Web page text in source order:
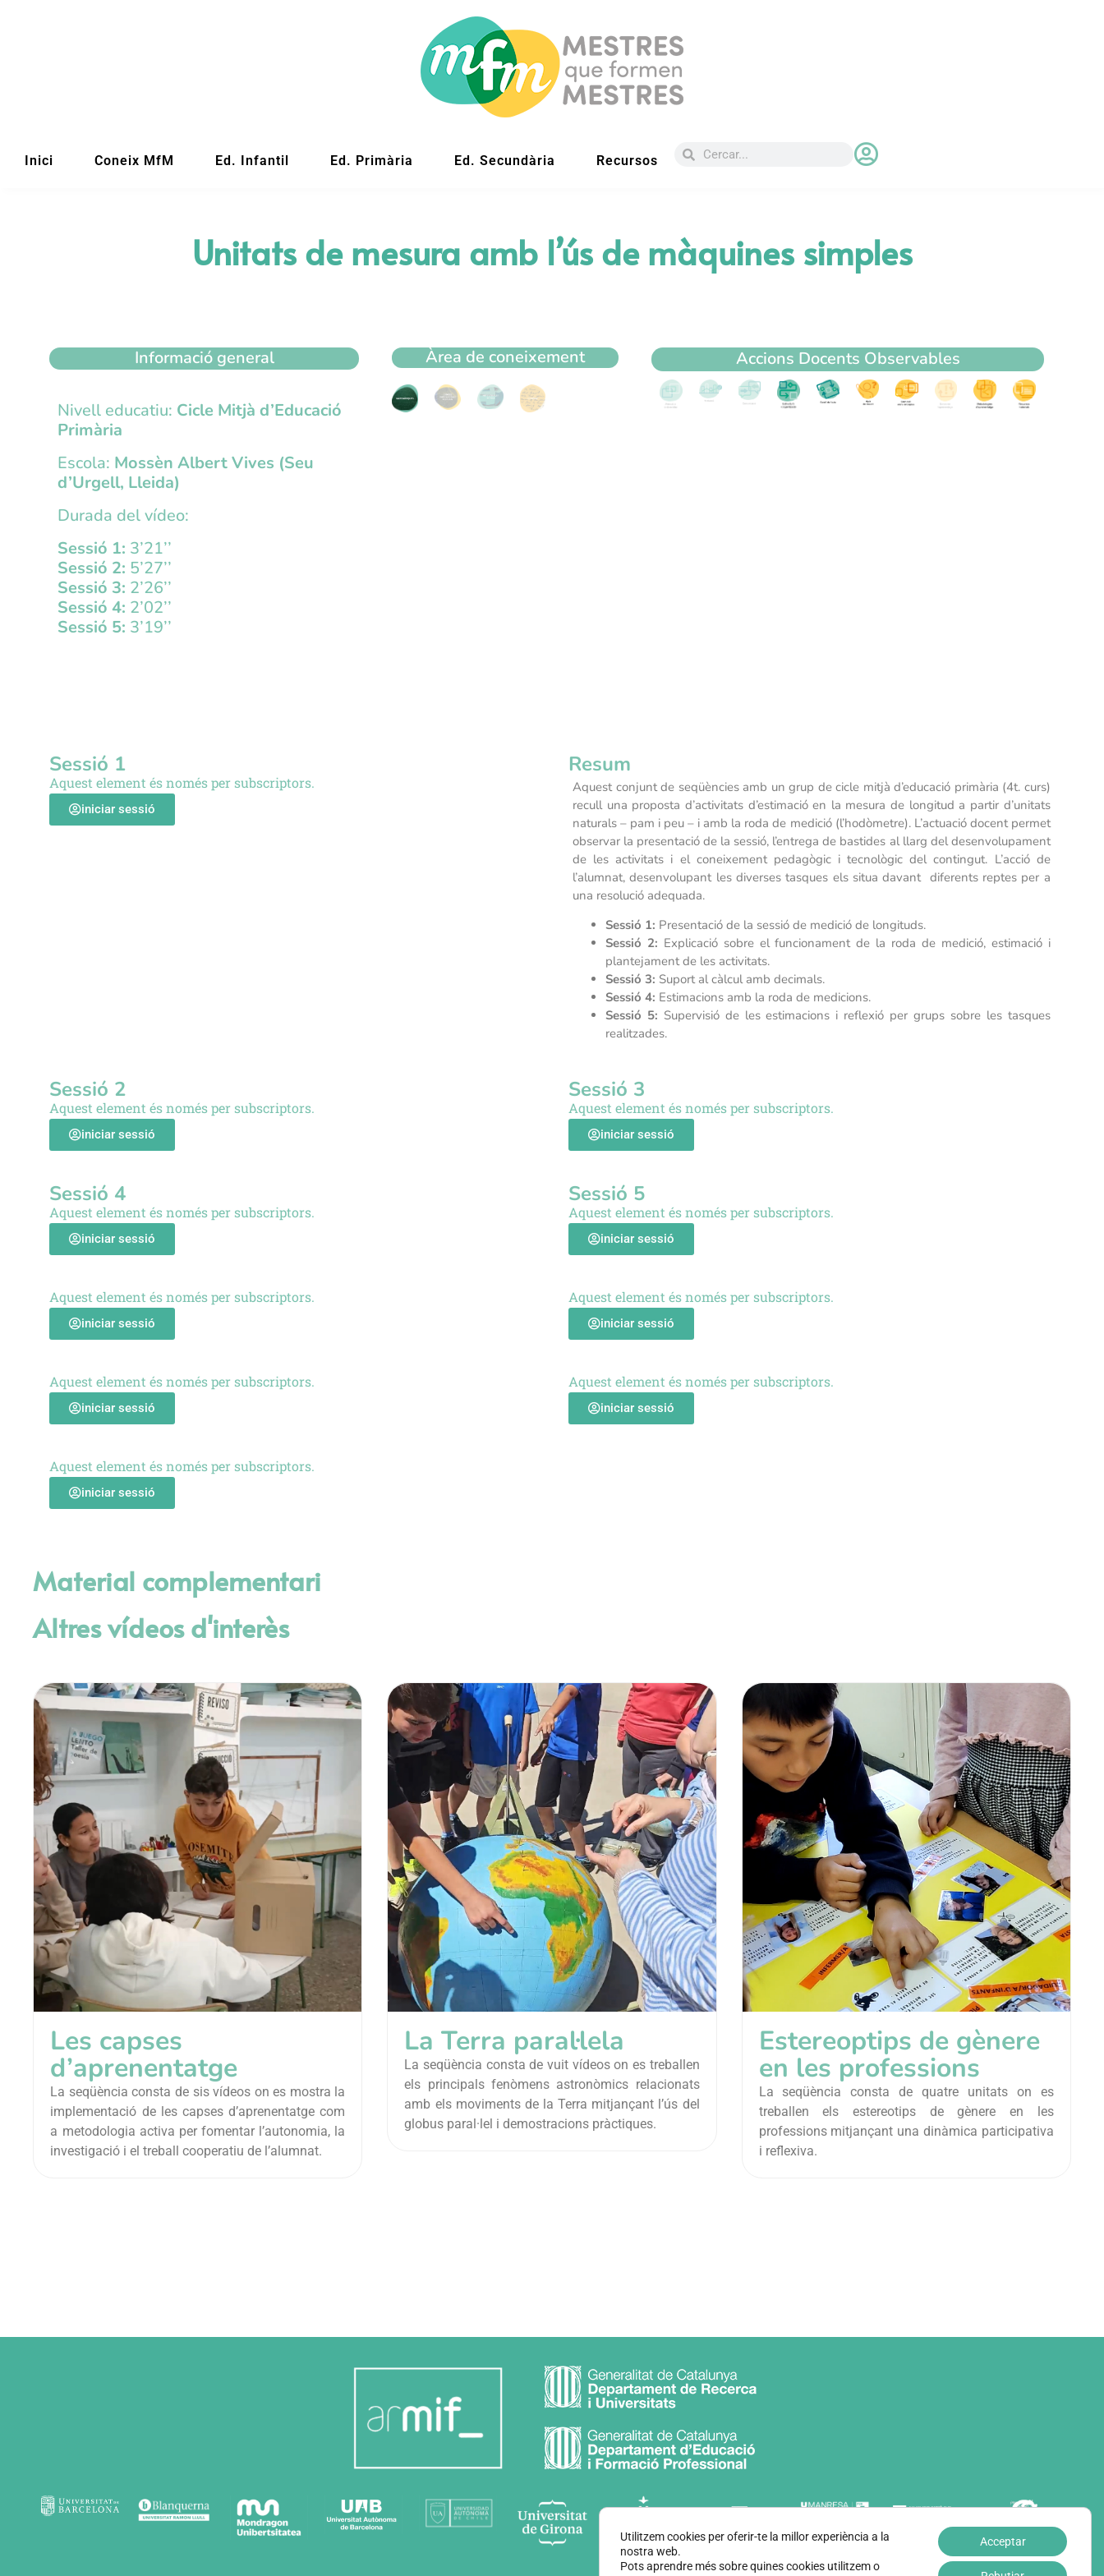
Inici Coneix MfM Ed. Infantil Ed. Primària Ed. Secundària Recursos
Unitats de mesura amb l’ús de màquines simples
Informació general
Nivell educatiu: Cicle Mitjà d’Educació
Primària
Escola: Mossèn Albert Vives (Seu
d’Urgell, Lleida)
Durada del vídeo:
Sessió 1: 3’21’’
Sessió 2: 5’27’’
Sessió 3: 2’26’’
Sessió 4: 2’02’’
Sessió 5: 3’19’’
Àrea de coneixement Accions Docents Observables
Sessió 1
Aquest element és només per subscriptors.
iniciar sessió
Resum
Aquest conjunt de seqüències amb un grup de cicle mitjà d’educació primària (4t. curs)
recull una proposta d’activitats d’estimació en la mesura de longitud a partir d’unitats
naturals – pam i peu – i amb la roda de medició (l’hodòmetre). L’actuació docent permet
observar la presentació de la sessió, l’entrega de bastides al llarg del desenvolupament
de les activitats i el coneixement pedagògic i tecnològic del contingut. L’acció de
l’alumnat, desenvolupant les diverses tasques els situa davant diferents reptes per a
una resolució adequada.
Sessió 1: Presentació de la sessió de medició de longituds.
Sessió 2: Explicació sobre el funcionament de la roda de medició, estimació i
plantejament de les activitats.
Sessió 3: Suport al càlcul amb decimals.
Sessió 4: Estimacions amb la roda de medicions.
Sessió 5: Supervisió de les estimacions i reflexió per grups sobre les tasques
realitzades.
Sessió 2
Aquest element és només per subscriptors.
iniciar sessió
Sessió 3
Aquest element és només per subscriptors.
iniciar sessió
Sessió 4
Aquest element és només per subscriptors.
iniciar sessió
Sessió 5
Aquest element és només per subscriptors.
iniciar sessió
Aquest element és només per subscriptors.
iniciar sessió
Aquest element és només per subscriptors.
iniciar sessió
Aquest element és només per subscriptors.
iniciar sessió
Aquest element és només per subscriptors.
iniciar sessió
Aquest element és només per subscriptors.
iniciar sessió
Material complementari
Altres vídeos d'interès
Les capses
d’aprenentatge
La seqüència consta de sis vídeos on es mostra la
implementació de les capses d’aprenentatge com
a metodologia activa per fomentar l’autonomia, la
investigació i el treball cooperatiu de l’alumnat.
La Terra paral·lela
La seqüència consta de vuit vídeos on es treballen
els principals fenòmens astronòmics relacionats
amb els moviments de la Terra mitjançant l’ús del
globus paral·lel i demostracions pràctiques.
Estereoptips de gènere
en les professions
La seqüència consta de quatre unitats on es
treballen els estereotips de gènere en les
professions mitjançant una dinàmica participativa
i reflexiva.
Utilitzem cookies per oferir-te la millor experiència a la
nostra web.
Pots aprendre més sobre quines cookies utilitzem o
Acceptar